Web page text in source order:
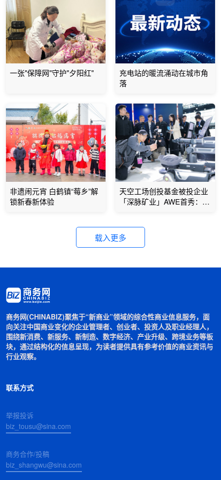
一张"保障网"守护"夕阳红"
充电站的暖流涌动在城市角
落
非遗闹元宵 白鹤镇“莓乡”解
锁新春新体验
天空工场创投基金被投企业
「深脉矿业」AWE首秀：巴
载入更多
商务网(CHINABIZ)聚焦于“新商业”领域的综合性商业信息服务，面
向关注中国商业变化的企业管理者、创业者、投资人及职业经理人，
围绕新消费、新服务、新制造、数字经济、产业升级、跨境业务等板
块，通过结构化的信息呈现，为读者提供具有参考价值的商业资讯与
行业观察。
联系方式
举报投诉
biz_tousu@sina.com
商务合作/投稿
biz_shangwu@sina.com